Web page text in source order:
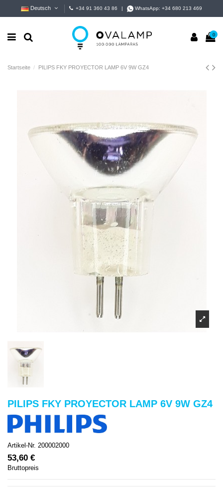
Deutsch +34 91 360 43 86 WhatsApp:+34 680 213 469
0
Startseite PILIPS FKY PROYECTOR LAMP 6V 9W GZ4
PILIPS FKY PROYECTOR LAMP 6V 9W GZ4
Artikel-Nr. 200002000
53,60 €
Bruttopreis